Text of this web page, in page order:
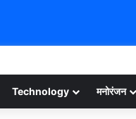
Technology मनोरंजन